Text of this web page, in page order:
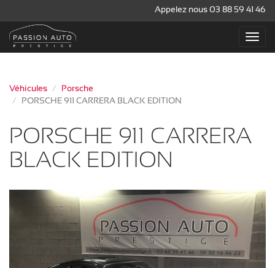
Appelez nous 03 88 59 41 46
Véhicules
Porsche
PORSCHE 911 CARRERA BLACK EDITION
PORSCHE 911 CARRERA
BLACK EDITION